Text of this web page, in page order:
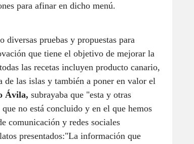
para afinar en dicho menú.
diversas pruebas y propuestas para
que tiene el objetivo de mejorar la
las recetas incluyen producto canario,
de las islas y también a poner en valor el
Ávila, subrayaba que "esta y otras
no está concluido y en el que hemos
comunicación y redes sociales
presentados:"La información que